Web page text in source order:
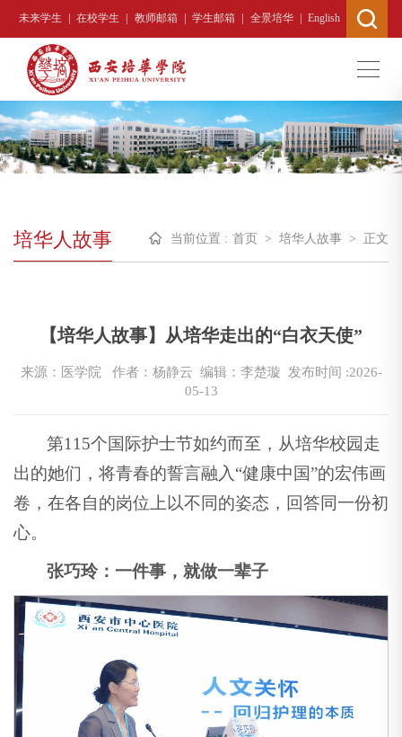
未来学生 | 在校学生 | 教师邮箱 | 学生邮箱 | 全景培华 | English
培华人故事 当前位置 : 首页 > 培华人故事 > 正文
【培华人故事】从培华走出的“白衣天使”
来源：医学院 作者：杨静云 编辑：李楚璇 发布时间 :2026-
05-13
第115个国际护士节如约而至，从培华校园走
出的她们，将青春的誓言融入“健康中国”的宏伟画
卷，在各自的岗位上以不同的姿态，回答同一份初
心。
张巧玲：一件事，就做一辈子